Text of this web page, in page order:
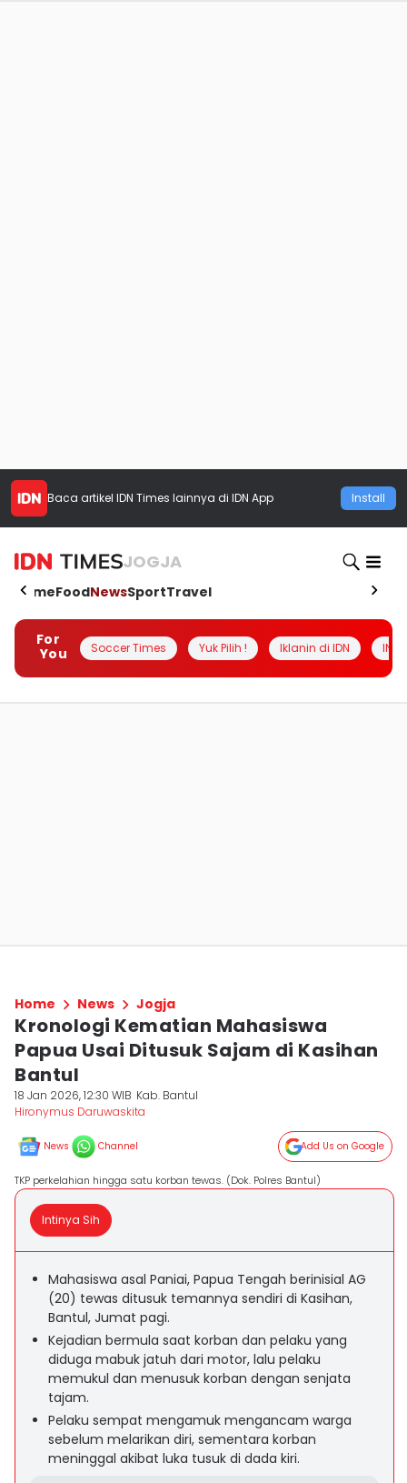
Baca artikel IDN Times lainnya di IDN App Install
JOGJA
HomeFoodNewsSportTravel
For
You
Soccer Times Yuk Pilih ! Iklanin di IDN
Home News Jogja
Kronologi Kematian Mahasiswa
Papua Usai Ditusuk Sajam di Kasihan
Bantul
18 Jan 2026, 12:30 WIB Kab. Bantul
Hironymus Daruwaskita
News Channel Add Us on Google
TKP perkelahian hingga satu korban tewas. (Dok. Polres Bantul)
Intinya Sih
Mahasiswa asal Paniai, Papua Tengah berinisial AG
(20) tewas ditusuk temannya sendiri di Kasihan,
Bantul, Jumat pagi.
Kejadian bermula saat korban dan pelaku yang
diduga mabuk jatuh dari motor, lalu pelaku
memukul dan menusuk korban dengan senjata
tajam.
Pelaku sempat mengamuk mengancam warga
sebelum melarikan diri, sementara korban
meninggal akibat luka tusuk di dada kiri.